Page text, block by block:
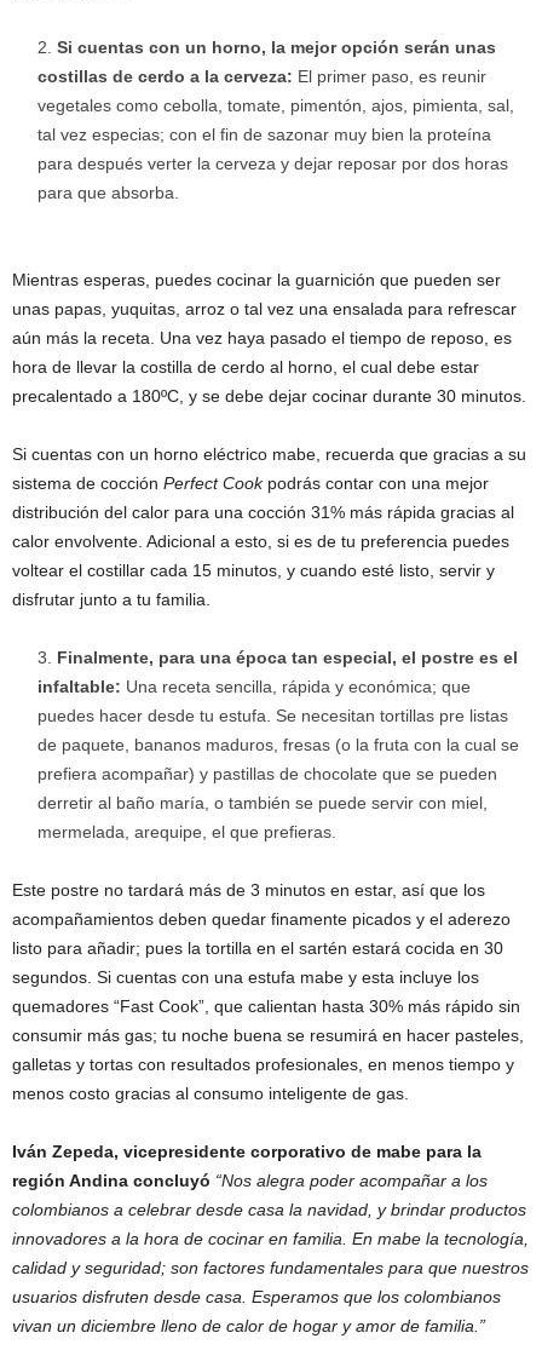
Si cuentas con un horno, la mejor opción serán unas
costillas de cerdo a la cerveza: El primer paso, es reunir
vegetales como cebolla, tomate, pimentón, ajos, pimienta, sal,
tal vez especias; con el fin de sazonar muy bien la proteína
para después verter la cerveza y dejar reposar por dos horas
para que absorba.
Mientras esperas, puedes cocinar la guarnición que pueden ser
unas papas, yuquitas, arroz o tal vez una ensalada para refrescar
aún más la receta. Una vez haya pasado el tiempo de reposo, es
hora de llevar la costilla de cerdo al horno, el cual debe estar
precalentado a 180ºC, y se debe dejar cocinar durante 30 minutos.
Si cuentas con un horno eléctrico mabe, recuerda que gracias a su
sistema de cocción Perfect Cookpodrás contar con una mejor
distribución del calor para una cocción 31% más rápida gracias al
calor envolvente. Adicional a esto, si es de tu preferencia puedes
voltear el costillar cada 15 minutos, y cuando esté listo, servir y
disfrutar junto a tu familia.
Finalmente, para una época tan especial, el postre es el
infaltable: Una receta sencilla, rápida y económica; que
puedes hacer desde tu estufa. Se necesitan tortillas pre listas
de paquete, bananos maduros, fresas (o la fruta con la cual se
prefiera acompañar) y pastillas de chocolate que se pueden
derretir al baño maría, o también se puede servir con miel,
mermelada, arequipe, el que prefieras.
Este postre no tardará más de 3 minutos en estar, así que los
acompañamientos deben quedar finamente picados y el aderezo
listo para añadir; pues la tortilla en el sartén estará cocida en 30
segundos. Si cuentas con una estufa mabe y esta incluye los
quemadores “Fast Cook”, que calientan hasta 30% más rápido sin
consumir más gas; tu noche buena se resumirá en hacer pasteles,
galletas y tortas con resultados profesionales, en menos tiempo y
menos costo gracias al consumo inteligente de gas.
Iván Zepeda, vicepresidente corporativo de mabe para la
región Andina concluyó “Nos alegra poder acompañar a los
colombianos a celebrar desde casa la navidad, y brindar productos
innovadores a la hora de cocinar en familia. En mabe la tecnología,
calidad y seguridad; son factores fundamentales para que nuestros
usuarios disfruten desde casa. Esperamos que los colombianos
vivan un diciembre lleno de calor de hogar y amor de familia.”